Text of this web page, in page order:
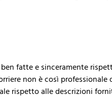
fatte e sinceramente
non è così
rispetto alle descrizioni